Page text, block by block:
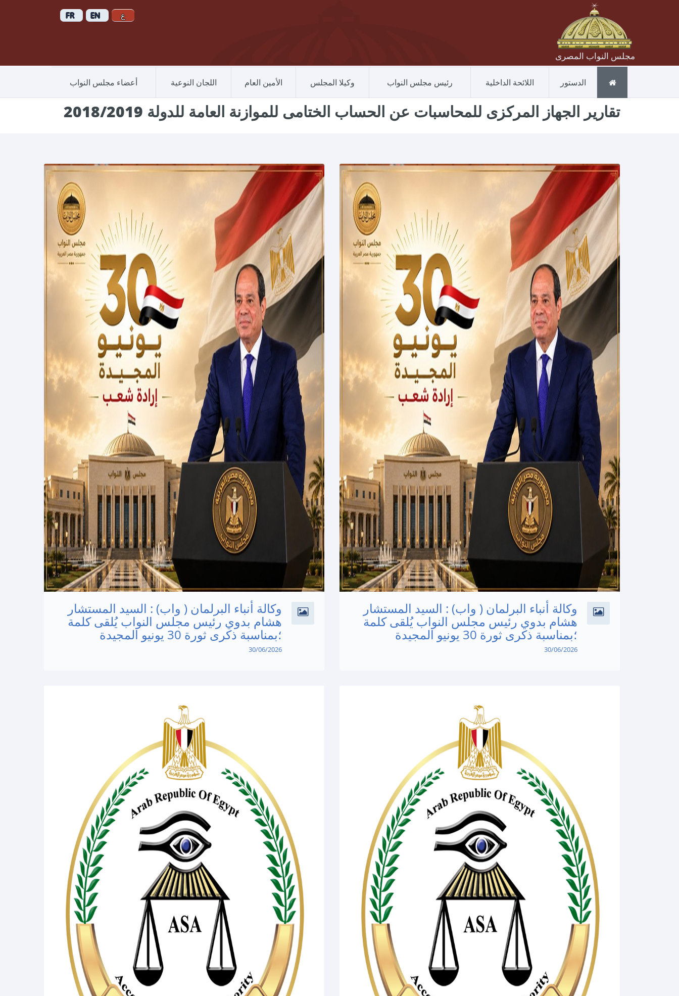
مجلس النواب المصرى
الدستور اللائحة الداخلية رئيس مجلس النواب وكيلا المجلس الأمين العام اللجان النوعية أعضاء مجلس النواب
تقارير الجهاز المركزى للمحاسبات عن الحساب الختامى للموازنة العامة للدولة 2018/2019
وكالة أنباء البرلمان ( واب) : السيد المستشار
هشام بدوي رئيس مجلس النواب يُلقى كلمة
؛بمناسبة ذكرى ثورة 30 يونيو المجيدة
30/06/2026
وكالة أنباء البرلمان ( واب) : السيد المستشار
هشام بدوي رئيس مجلس النواب يُلقى كلمة
؛بمناسبة ذكرى ثورة 30 يونيو المجيدة
30/06/2026